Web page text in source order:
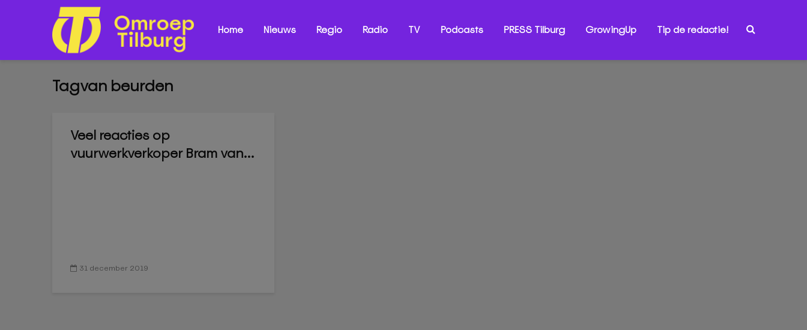
Home Nieuws Regio Radio TV Podcasts PRESS Tilburg GrowingUp Tip de redactie!
Tagvan beurden
Veel reacties op
vuurwerkverkoper Bram van...
31 december 2019